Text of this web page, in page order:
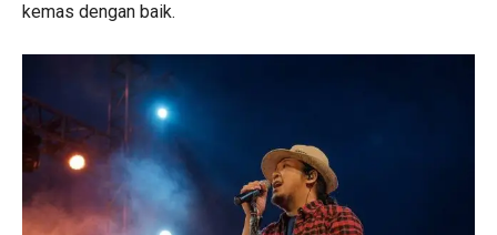
kemas dengan baik.